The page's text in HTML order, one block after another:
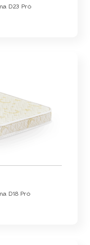
D23 Pró
D18 Pró